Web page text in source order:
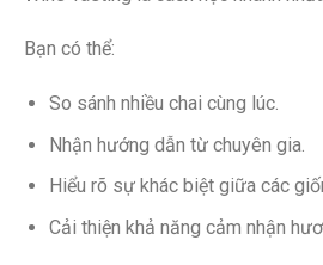
Bạn có thể:
So sánh nhiều chai cùng lúc.
Nhận hướng dẫn từ chuyên gia.
Hiểu rõ sự khác biệt giữa các
Cải thiện khả năng cảm nhận